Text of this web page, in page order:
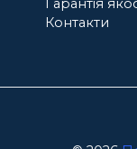
Гарантія
Контакти